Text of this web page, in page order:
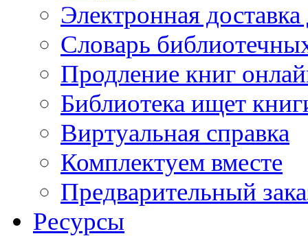
Электронная
Словарь
Продление книг
Библиотека ищет
Виртуальная справка
Комплектуем вместе
Предварительный
Ресурсы